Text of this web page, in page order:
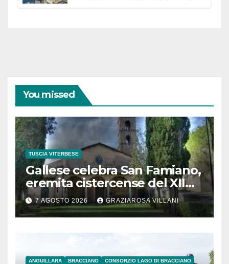
You missed
TUSCIA VITERBESE
Gallese celebra San Famiano,
eremita cistercense del XII
secolo
7 AGOSTO 2026 GRAZIAROSA VILLANI
ANGUILLARA BRACCIANO
CONSORZIO LAGO DI BRACCIANO